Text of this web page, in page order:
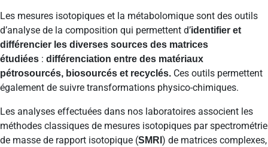
Les mesures isotopiques et la métabolomique sont des outils
d’analyse de la composition qui permettent d’identifier et
différencier les diverses sources des matrices
étudiées : différenciation entre des matériaux
pétrosourcés, biosourcés et recyclés. Ces outils permettent
également de suivre transformations physico-chimiques.
Les analyses effectuées dans nos laboratoires associent les
méthodes classiques de mesures isotopiques par spectrométrie
de masse de rapport isotopique (SMRI ) de matrices complexes,